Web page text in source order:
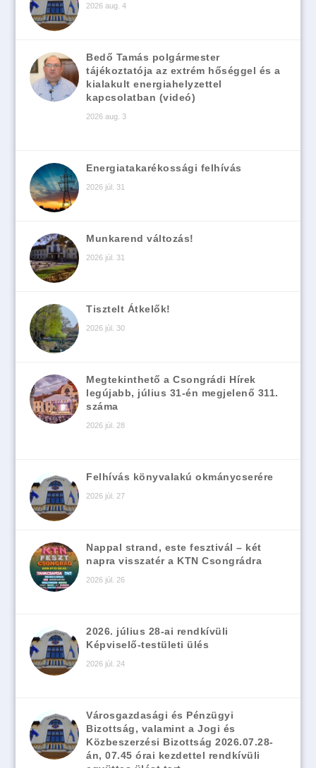
2026 aug. 4
Bedő Tamás polgármester
tájékoztatója az extrém hőséggel és a
kialakult energiahelyzettel
kapcsolatban (videó)
2026 aug. 3
Energiatakarékossági felhívás
2026 júl. 31
Munkarend változás!
2026 júl. 31
Tisztelt Átkelők!
2026 júl. 30
Megtekinthető a Csongrádi Hírek
legújabb, július 31-én megjelenő 311.
száma
2026 júl. 28
Felhívás könyvalakú okmánycserére
2026 júl. 27
Nappal strand, este fesztivál – két
napra visszatér a KTN Csongrádra
2026 júl. 26
2026. július 28-ai rendkívüli
Képviselő-testületi ülés
2026 júl. 24
Városgazdasági és Pénzügyi
Bizottság, valamint a Jogi és
Közbeszerzési Bizottság 2026.07.28-
án, 07.45 órai kezdettel rendkívüli